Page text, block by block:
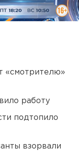
«смотрителю»
работу
подтопило
взорвали